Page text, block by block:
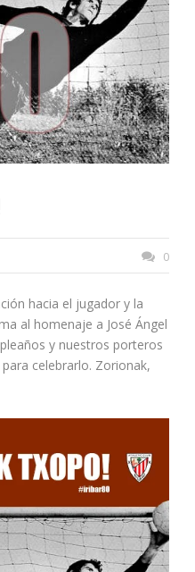
0
hacia el jugador y la
al homenaje a José Ángel
y nuestros porteros
celebrarlo. Zorionak,